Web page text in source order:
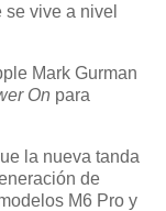
vive a nivel
Mark Gurman
On para
la nueva tanda
de
M6 Pro y